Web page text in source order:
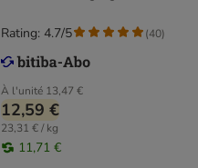
À l'unité 13,47 €
12,59 €
23,31 € / kg
11,71 €
Rating: 4.7/5 (40)